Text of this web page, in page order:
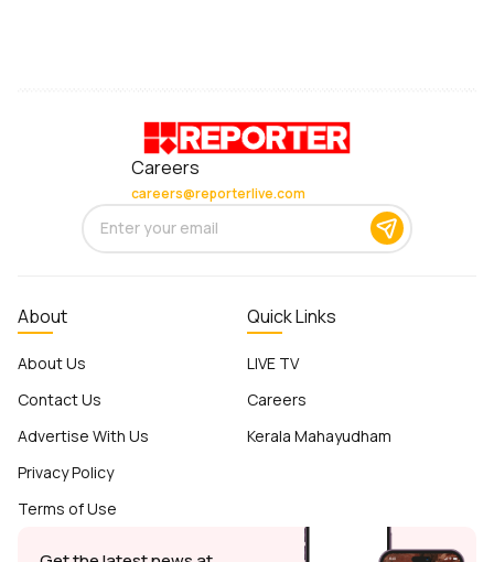
Careers
careers@reporterlive.com
About
About Us
Contact Us
Advertise With Us
Privacy Policy
Terms of Use
Quick Links
LIVE TV
Careers
Kerala Mahayudham